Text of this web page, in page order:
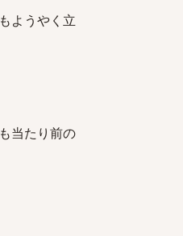
ようやく立
当たり前の